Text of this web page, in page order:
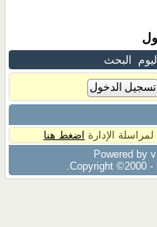
البحث
الإدارة اضغط هنا
Powered by
Copyright ©2000 -